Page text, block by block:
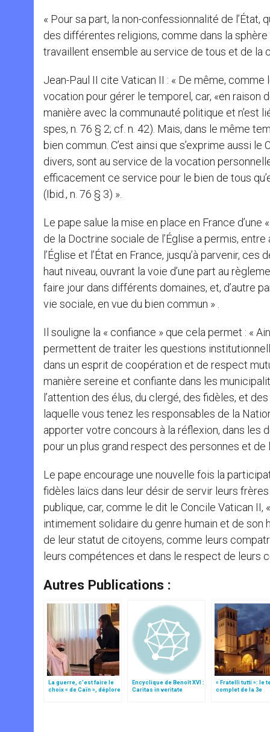
« Pour sa part, la non-confessionnalité de
des différentes religions, comme dans la
travaillent ensemble au service de tous et de la
Jean-Paul II cite Vatican II : « De même, comme
vocation pour gérer le temporel, car, «en raison
manière avec la communauté politique et n’est
spes, n. 76 § 2; cf. n. 42). Mais, dans le même
bien commun. C’est ainsi que s’exprime aussi
divers, sont au service de la vocation
efficacement ce service pour le bien de tous
(Ibid., n. 76 § 3) ».
Le pape salue la mise en place en France d’une
de la Doctrine sociale de l’Église a permis,
l’Église et l’État en France, jusqu’à parvenir,
haut niveau, ouvrant la voie d’une part au
faire jour dans différents domaines, et, d’autre
vie sociale, en vue du bien commun » .
Il souligne la « confiance » que cela permet : «
permettent de traiter les questions
dans un esprit de coopération et de respect
manière sereine et confiante dans les
l’attention des élus, du clergé, des fidèles, et
laquelle vous tenez les responsables de la
apporter votre concours à la réflexion, dans les
pour un plus grand respect des personnes et de
Le pape encourage une nouvelle fois la
fidèles laïcs dans leur désir de servir leurs
publique, car, comme le dit le Concile Vatican
intimement solidaire du genre humain et de son
de leur statut de citoyens, comme leurs
leurs compétences et dans le respect de leurs
Autres Publications :
La guerre, c’est faire le
choix « de Caïn », déplore
Encyclique de Benoît XVI :
Caritas in veritate
« Fratelli tutti »: le
complet de la 3e